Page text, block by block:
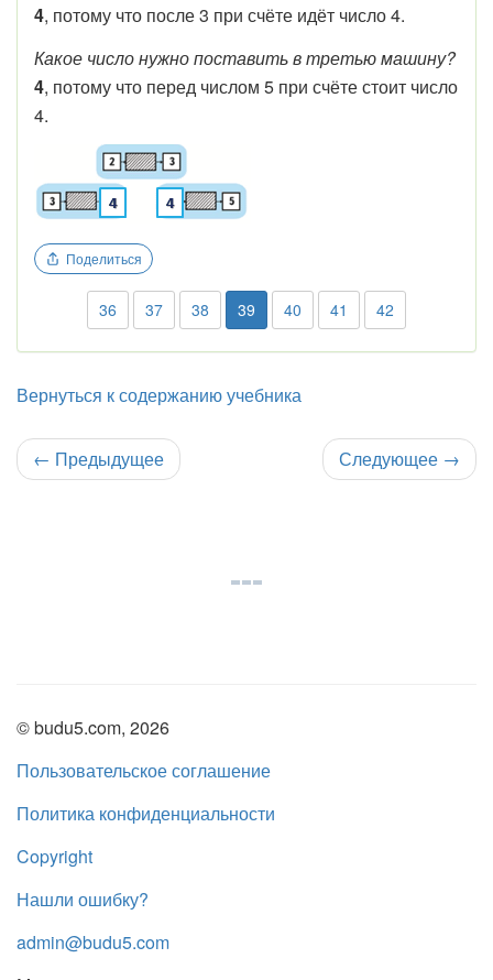
4, потому что после 3 при счёте идёт число 4.
Какое число нужно поставить в третью машину?
4, потому что перед числом 5 при счёте стоит число
4.
Поделиться
36 37 38 39 40 41 42
Вернуться к содержанию учебника
← Предыдущее Следующее →
© budu5.com, 2026
Пользовательское соглашение
Политика конфиденциальности
Copyright
Нашли ошибку?
admin@budu5.com